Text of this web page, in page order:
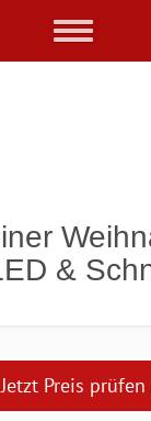
Toggle
&
Jetzt Preis prüfen